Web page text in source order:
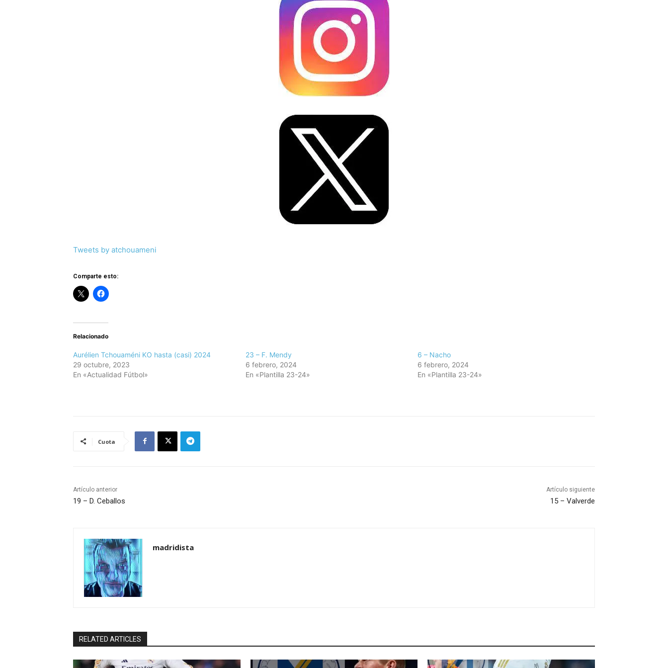
Tweets by atchouameni
Comparte esto:
Relacionado
Aurélien Tchouaméni KO hasta (casi) 2024
29 octubre, 2023
En «Actualidad Fútbol»
23 – F. Mendy
6 febrero, 2024
En «Plantilla 23-24»
6 – Nacho
6 febrero, 2024
En «Plantilla 23-24»
Cuota
Artículo anterior
19 – D. Ceballos
Artículo siguiente
15 – Valverde
madridista
RELATED ARTICLES